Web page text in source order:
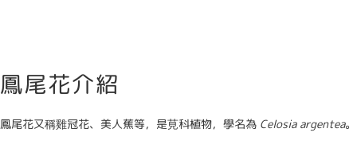
鳳尾花介紹
鳳尾花又稱雞冠花、美人蕉等，是莧科植物，學名為 Celosia argentea。